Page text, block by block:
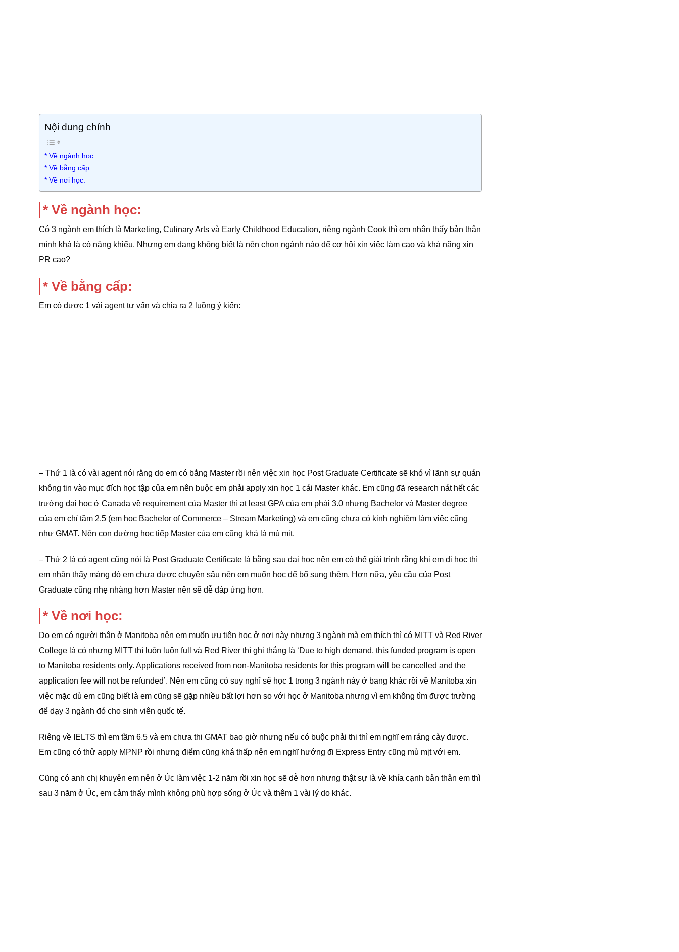
Nội dung chính
* Về ngành học:
* Về bằng cấp:
* Về nơi học:
* Về ngành học:
Có 3 ngành em thích là Marketing, Culinary Arts và Early Childhood Education, riêng ngành Cook thì em nhận thấy bản thân
mình khá là có năng khiếu. Nhưng em đang không biết là nên chọn ngành nào để cơ hội xin việc làm cao và khả năng xin
PR cao?
* Về bằng cấp:
Em có được 1 vài agent tư vấn và chia ra 2 luồng ý kiến:
– Thứ 1 là có vài agent nói rằng do em có bằng Master rồi nên việc xin học Post Graduate Certificate sẽ khó vì lãnh sự quán
không tin vào mục đích học tập của em nên buộc em phải apply xin học 1 cái Master khác. Em cũng đã research nát hết các
trường đại học ở Canada về requirement của Master thì at least GPA của em phải 3.0 nhưng Bachelor và Master degree
của em chỉ tầm 2.5 (em học Bachelor of Commerce – Stream Marketing) và em cũng chưa có kinh nghiệm làm việc cũng
như GMAT. Nên con đường học tiếp Master của em cũng khá là mù mịt.
– Thứ 2 là có agent cũng nói là Post Graduate Certificate là bằng sau đại học nên em có thể giải trình rằng khi em đi học thì
em nhận thấy mảng đó em chưa được chuyên sâu nên em muốn học để bổ sung thêm. Hơn nữa, yêu cầu của Post
Graduate cũng nhẹ nhàng hơn Master nên sẽ dễ đáp ứng hơn.
* Về nơi học:
Do em có người thân ở Manitoba nên em muốn ưu tiên học ở nơi này nhưng 3 ngành mà em thích thì có MITT và Red River
College là có nhưng MITT thì luôn luôn full và Red River thì ghi thẳng là ‘Due to high demand, this funded program is open
to Manitoba residents only. Applications received from non-Manitoba residents for this program will be cancelled and the
application fee will not be refunded’. Nên em cũng có suy nghĩ sẽ học 1 trong 3 ngành này ở bang khác rồi về Manitoba xin
việc mặc dù em cũng biết là em cũng sẽ gặp nhiều bất lợi hơn so với học ở Manitoba nhưng vì em không tìm được trường
để dạy 3 ngành đó cho sinh viên quốc tế.
Riêng về IELTS thì em tầm 6.5 và em chưa thi GMAT bao giờ nhưng nếu có buộc phải thi thì em nghĩ em ráng cày được.
Em cũng có thử apply MPNP rồi nhưng điểm cũng khá thấp nên em nghĩ hướng đi Express Entry cũng mù mịt với em.
Cũng có anh chị khuyên em nên ở Úc làm việc 1-2 năm rồi xin học sẽ dễ hơn nhưng thật sự là về khía cạnh bản thân em thì
sau 3 năm ở Úc, em cảm thấy mình không phù hợp sống ở Úc và thêm 1 vài lý do khác.